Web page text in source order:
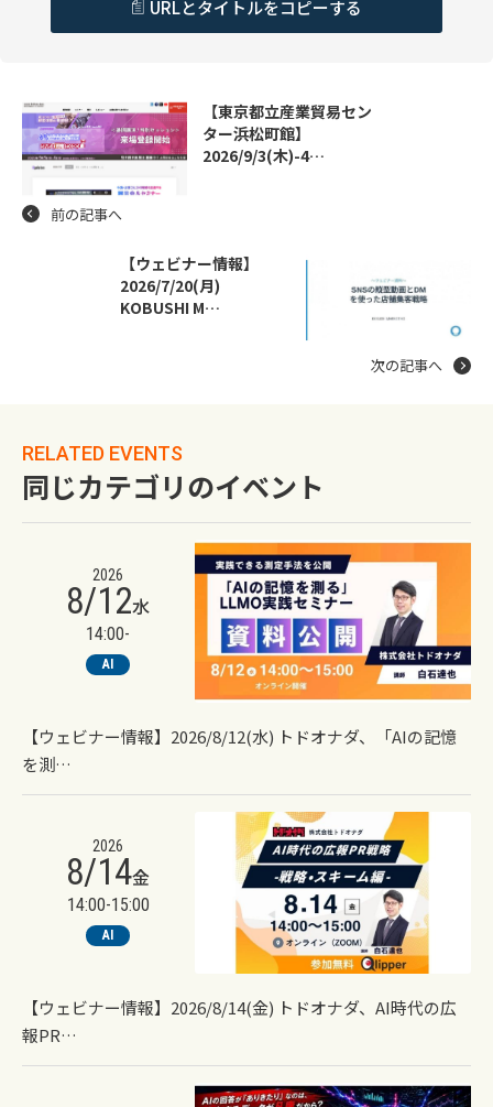
URLとタイトルをコピーする
【東京都立産業貿易セン
ター浜松町館】
2026/9/3(木)-4…
前の記事へ
【ウェビナー情報】
2026/7/20(月)
KOBUSHI M…
次の記事へ
RELATED EVENTS
同じカテゴリのイベント
2026
8/12水
14:00-
AI
【ウェビナー情報】2026/8/12(水) トドオナダ、「AIの記憶
を測…
2026
8/14金
14:00-15:00
AI
【ウェビナー情報】2026/8/14(金) トドオナダ、AI時代の広
報PR…